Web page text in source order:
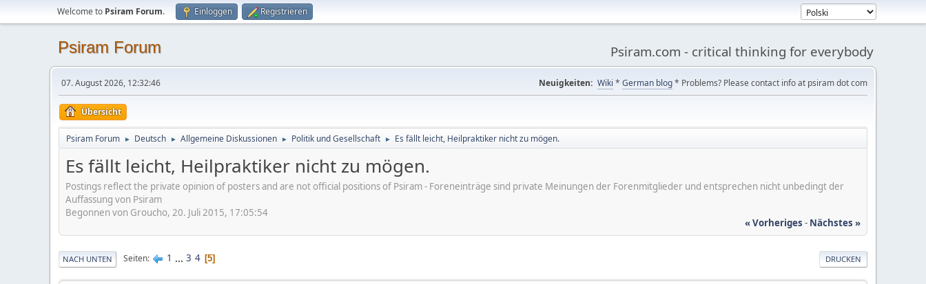
Welcome to Psiram Forum. Einloggen Registrieren
Psiram Forum Psiram.com - critical thinking for everybody
07. August 2026, 12:32:46 Neuigkeiten: Wiki * German blog* Problems? Please contact info at psiram dot com
Übersicht
Psiram Forum ► Deutsch ► Allgemeine Diskussionen ► Politik und Gesellschaft ► Es fällt leicht, Heilpraktiker nicht zu mögen.
Es fällt leicht, Heilpraktiker nicht zu mögen.
Postings reflect the private opinion of posters and are not official positions of Psiram - Foreneinträge sind private Meinungen der Forenmitglieder und entsprechen nicht unbedingt der
Auffassung von Psiram
Begonnen von Groucho, 20. Juli 2015, 17:05:54
« Vorheriges - Nächstes »
DRUCKEN
NACH UNTEN Seiten 1 ... 3 4 5